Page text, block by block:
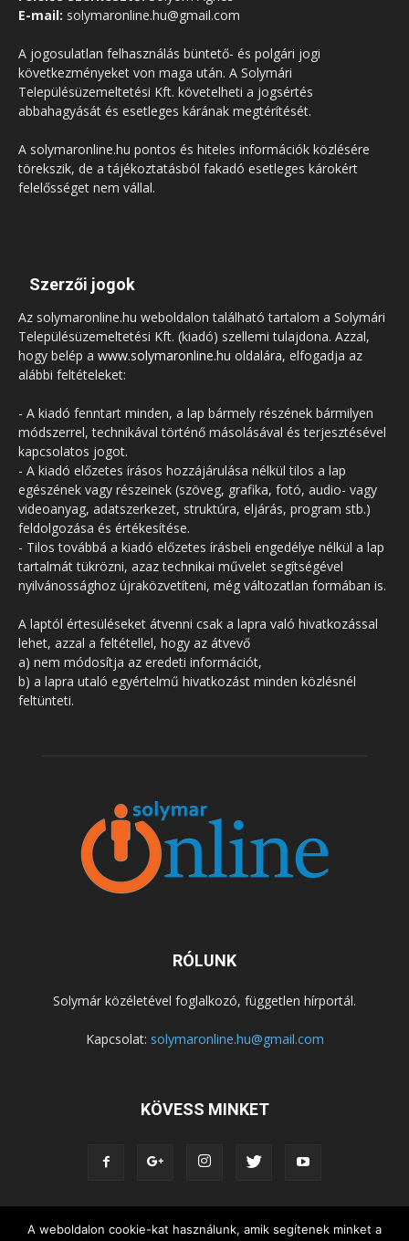
E-mail: solymaronline.hu@gmail.com
A jogosulatlan felhasználás büntető- és polgári jogi
következményeket von maga után. A Solymári
Településüzemeltetési Kft. követelheti a jogsértés
abbahagyását és esetleges kárának megtérítését.
A solymaronline.hu pontos és hiteles információk közlésére
törekszik, de a tájékoztatásból fakadó esetleges károkért
felelősséget nem vállal.
Szerzői jogok
Az solymaronline.hu weboldalon található tartalom a Solymári
Településüzemeltetési Kft. (kiadó) szellemi tulajdona. Azzal,
hogy belép a www.solymaronline.hu oldalára, elfogadja az
alábbi feltételeket:
- A kiadó fenntart minden, a lap bármely részének bármilyen
módszerrel, technikával történő másolásával és terjesztésével
kapcsolatos jogot.
- A kiadó előzetes írásos hozzájárulása nélkül tilos a lap
egészének vagy részeinek (szöveg, grafika, fotó, audio- vagy
videoanyag, adatszerkezet, struktúra, eljárás, program stb.)
feldolgozása és értékesítése.
- Tilos továbbá a kiadó előzetes írásbeli engedélye nélkül a lap
tartalmát tükrözni, azaz technikai művelet segítségével
nyilvánossághoz újraközvetíteni, még változatlan formában is.
A laptól értesüléseket átvenni csak a lapra való hivatkozással
lehet, azzal a feltétellel, hogy az átvevő
a) nem módosítja az eredeti információt,
b) a lapra utaló egyértelmű hivatkozást minden közlésnél
feltünteti.
RÓLUNK
Solymár közéletével foglalkozó, független hírportál.
Kapcsolat: solymaronline.hu@gmail.com
KÖVESS MINKET
KÖZÉLET KÖZÖSSÉGEK
SZABADIDŐ
A weboldalon cookie-kat használunk, amik segítenek minket a